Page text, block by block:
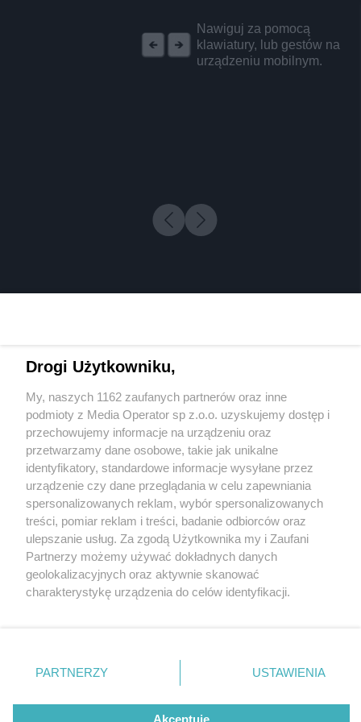
Nawiguj za pomocą
klawiatury, lub gestów na
urządzeniu mobilnym.
2 / 0
Wydawca mediów lokalnych
Nie zapomnij
zapoznać się z:
polityką prywatności regulamin korzystania z portali
Twojemiasto
Piekary Śląskie
Chorzów
Tarnowskie Góry
Gliwice
Skontakuj sięz nami
Kontakt
Wydawca
Redakcja
Drogi Użytkowniku,
My, naszych 1162 zaufanych partnerów oraz inne
podmioty z Media Operator sp z.o.o. uzyskujemy dostęp i
przechowujemy informacje na urządzeniu oraz
przetwarzamy dane osobowe, takie jak unikalne
identyfikatory, standardowe informacje wysyłane przez
urządzenie czy dane przeglądania w celu zapewniania
spersonalizowanych reklam, wybór spersonalizowanych
treści, pomiar reklam i treści, badanie odbiorców oraz
ulepszanie usług. Za zgodą Użytkownika my i Zaufani
Partnerzy możemy używać dokładnych danych
geolokalizacyjnych oraz aktywnie skanować
charakterystykę urządzenia do celów identyfikacji.
zmienić/wycofać klikając przycisk ustawień prywatności
znajdujący się w lewym dolnym rogu strony
rodzaje przetwarzania danych nie wymagają zgody
użytkownika, ale masz prawo sprzeciwić się takiemu
PARTNERZY USTAWIENIA
Akceptuję